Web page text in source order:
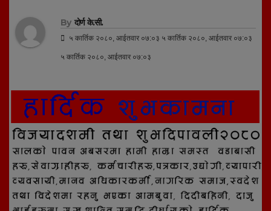
By दोर्ण के.सी.
५ कार्तिक २०८०, आईतवार ०७:०३ ५ कार्तिक २०८०, आईतवार ०७:०३
५ कार्तिक २०८०, आईतवार ०७:०३